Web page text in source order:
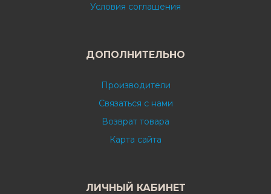
Условия соглашения
ДОПОЛНИТЕЛЬНО
Производители
Связаться с нами
Возврат товара
Карта сайта
ЛИЧНЫЙ КАБИНЕТ